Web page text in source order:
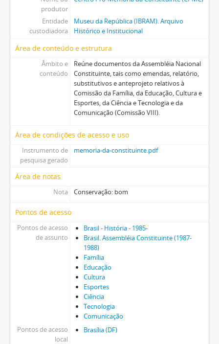
produtor
Entidade
custodiadora
Museu da República (IBRAM). Arquivo
Histórico e Institucional
Área de conteúdo e estrutura
Âmbito e
conteúdo
Reúne documentos da Assembléia Nacional
Constituinte, tais como emendas, relatório,
substitutivos e anteprojeto relativos à
Comissão da Família, da Educação, Cultura e
Esportes, da Ciência e Tecnologia e da
Comunicação (Comissão VIII).
Área de condições de acesso e uso
Instrumento de
pesquisa gerado
memoria-da-constituinte.pdf
Área de notas
Nota Conservação: bom
Pontos de acesso
Pontos de acesso
de assunto
Brasil - História - 1985-
Brasil. Assembléia Constituinte (1987-
1988)
Família
Educação
Cultura
Esportes
Ciência
Tecnologia
Comunicação
Pontos de acesso
local
Brasília (DF)